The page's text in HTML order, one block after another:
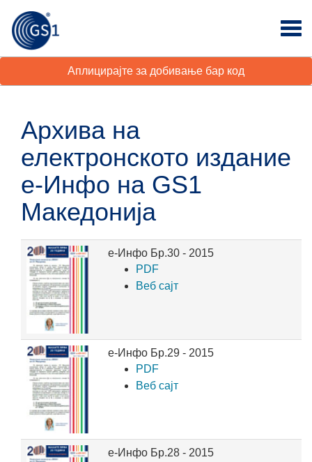
Аплицирајте за добивање бар код
Архива на
електронското издание
е-Инфо на GS1
Maкедонија
е-Инфо Бр.30 - 2015
PDF
Веб сајт
е-Инфо Бр.29 - 2015
PDF
Веб сајт
е-Инфо Бр.28 - 2015